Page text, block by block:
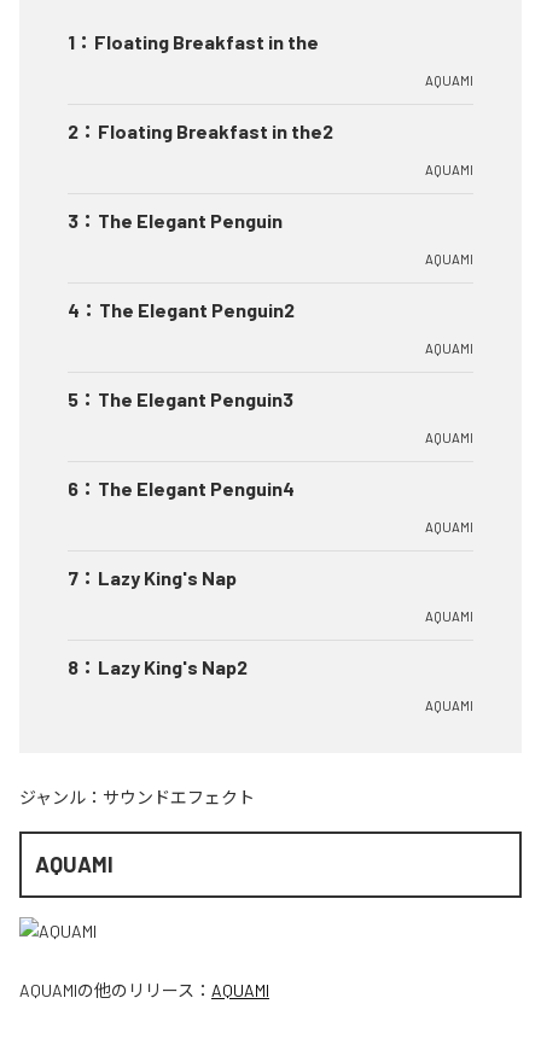
1 ： Floating Breakfast in the
AQUAMI
2 ： Floating Breakfast in the2
AQUAMI
3 ： The Elegant Penguin
AQUAMI
4 ： The Elegant Penguin2
AQUAMI
5 ： The Elegant Penguin3
AQUAMI
6 ： The Elegant Penguin4
AQUAMI
7 ： Lazy King's Nap
AQUAMI
8 ： Lazy King's Nap2
AQUAMI
ジャンル： サウンドエフェクト
AQUAMI
AQUAMIの他のリリース： AQUAMI